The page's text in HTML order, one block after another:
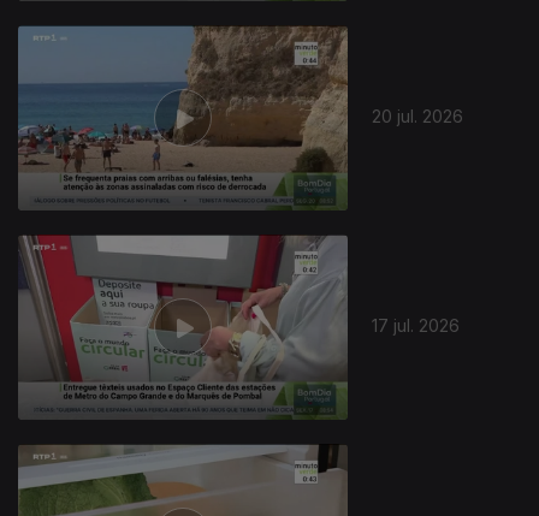
20 jul. 2026
17 jul. 2026